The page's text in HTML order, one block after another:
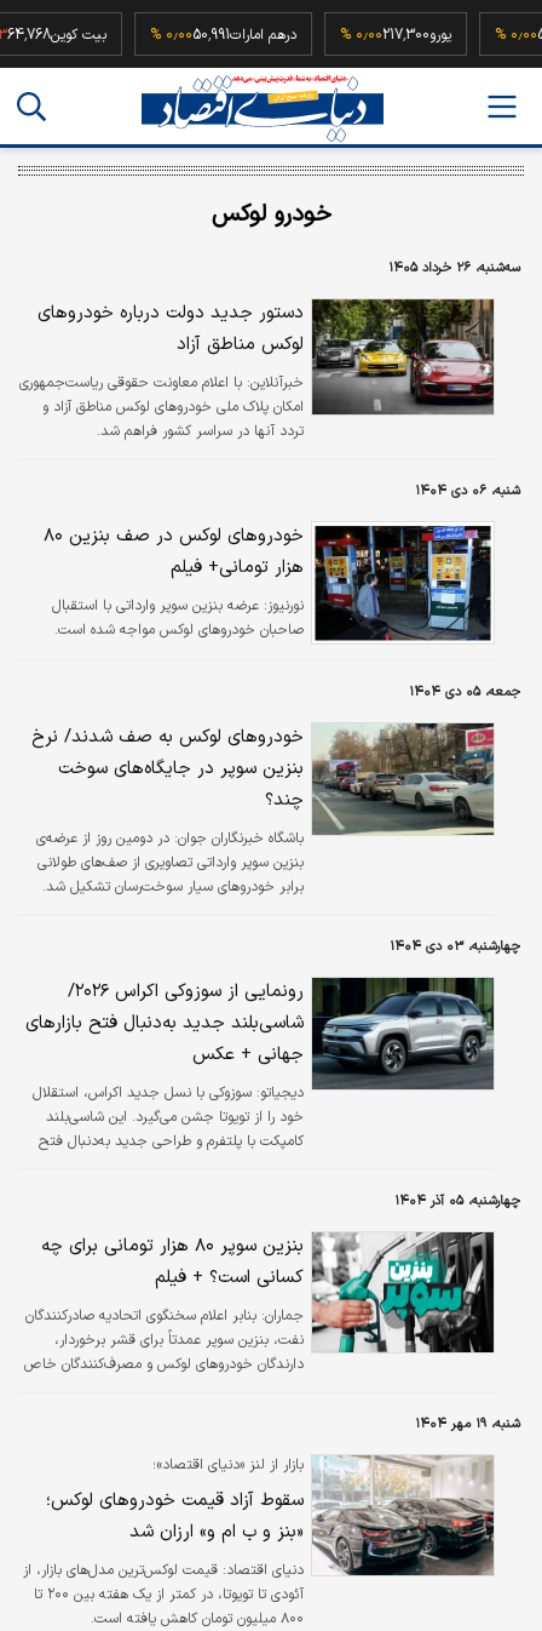
یورو217,300 درهم امارات50,991 بیت کوین
خودرو لوکس
سه‌شنبه، ۲۶ خرداد ۱۴۰۵
دستور جدید دولت درباره خودروهای
لوکس مناطق آزاد
خبرآنلاین: با اعلام معاونت حقوقی ریاست‌جمهوری
امکان پلاک ملی خودروهای لوکس مناطق آزاد و
تردد آنها در سراسر کشور فراهم شد.
شنبه، ۰۶ دی ۱۴۰۴
خودروهای لوکس در صف بنزین ۸۰
هزار تومانی+ فیلم
نورنیوز: عرضه بنزین سوپر وارداتی با استقبال
صاحبان خودروهای لوکس مواجه شده است.
جمعه، ۰۵ دی ۱۴۰۴
خودروهای لوکس به صف شدند/ نرخ
بنزین سوپر در جایگاه‌های سوخت
چند؟
باشگاه خبرنگاران جوان: در دومین روز از عرضه‌ی
بنزین سوپر وارداتی تصاویری از صف‌های طولانی
برابر خودروهای سیار سوخت‌رسان تشکیل شد.
چهارشنبه، ۰۳ دی ۱۴۰۴
رونمایی از سوزوکی اکراس ۲۰۲۶/
شاسی‌بلند جدید به‌دنبال فتح بازارهای
جهانی + عکس
دیجیاتو: سوزوکی با نسل جدید اکراس، استقلال
خود را از تویوتا جشن می‌گیرد. این شاسی‌بلند
کامپکت با پلتفرم و طراحی جدید به‌دنبال فتح
چهارشنبه، ۰۵ آذر ۱۴۰۴
بنزین سوپر ۸۰ هزار تومانی برای چه
کسانی است؟ + فیلم
جماران: بنابر اعلام سخنگوی اتحادیه صادرکنندگان
نفت، بنزین سوپر عمدتاً برای قشر برخوردار،
دارندگان خودروهای لوکس و مصرف‌کنندگان خاص
شنبه، ۱۹ مهر ۱۴۰۴
بازار از لنز «دنیای اقتصاد»؛
سقوط آزاد قیمت خودروهای لوکس؛
«بنز و ب‌ ام‌ و» ارزان شد
دنیای اقتصاد: قیمت لوکس‌ترین مدل‌های بازار، از
آئودی تا تویوتا، در کمتر از یک هفته بین ۲۰۰ تا
۸۰۰ میلیون تومان کاهش یافته است.